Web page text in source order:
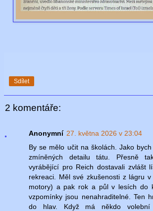
Sdílet
2 komentáře:
Anonymní 27. května 2026 v 23:04
By se mělo učit na školách. Jako
zmíněných detailu tátu. Přesně
vyrábějící pro Reich dostavali zvlášt
rekreaci. Měl své zkušenosti z lágru
motory) a pak rok a půl v lesích do
vzpomínky jsou nenahraditelné. Ten
do hlav. Když má někdo